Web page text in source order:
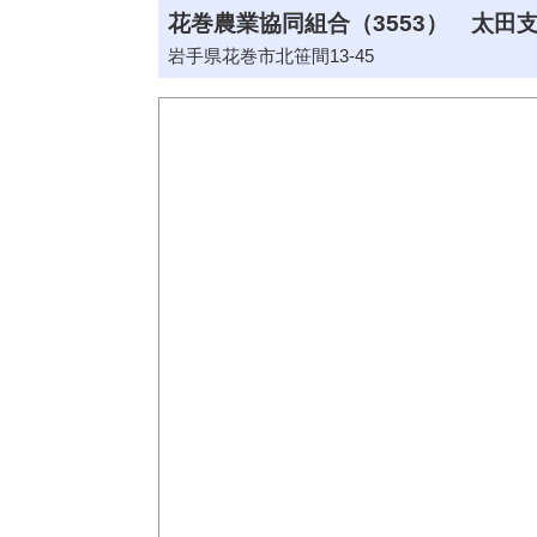
花巻農業協同組合（3553） 太田支
岩手県花巻市北笹間13-45